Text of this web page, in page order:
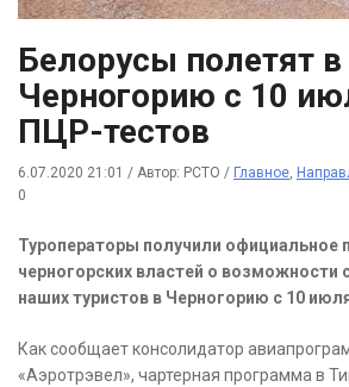
Белорусы полетят в
Черногорию с 10
ПЦР-тестов
6.07.2020 21:01 / Автор: РСТО / Главное,
0
Туроператоры получили официальное
черногорских властей о возможности
наших туристов в Черногорию с 10
Как сообщает консолидатор
«Аэротрэвел», чартерная программа в